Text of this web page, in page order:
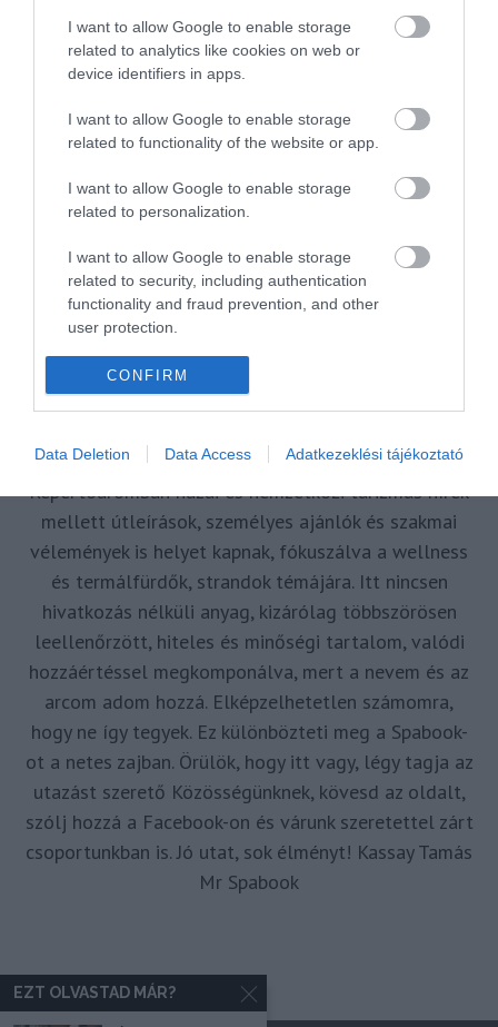
I want to allow Google to enable storage
related to analytics like cookies on web or
device identifiers in apps.
I want to allow Google to enable storage
related to functionality of the website or app.
I want to allow Google to enable storage
related to personalization.
I want to allow Google to enable storage
related to security, including authentication
functionality and fraud prevention, and other
user protection.
CONFIRM
Data Deletion Data Access Adatkezeklési tájékoztató
SZPONZOR SZÁLLODA TERMÁL TURIZMUS UTAZÁS
MR SPABOOK
A Szerzőről
Turisztikai szakértő, utazó blogger, vendégélmény
tanácsadó. Célom, hogy a kategória teremtő
blogmagazin keretein belül hiteles információ
és az utazni vágyó nagyközönség számára is.
Repertoáromban hazai és nemzetközi turizmus hírek
mellett útleírások, személyes ajánlók és szakmai
vélemények is helyet kapnak, fókuszálva a wellness
és termálfürdők, strandok témájára. Itt nincsen
hivatkozás nélküli anyag, kizárólag többszörösen
leellenőrzött, hiteles és minőségi tartalom, valódi
hozzáértéssel megkomponálva, mert a nevem és az
arcom adom hozzá. Elképzelhetetlen számomra,
hogy ne így tegyek. Ez különbözteti meg a Spabook-
ot a netes zajban. Örülök, hogy itt vagy, légy tagja az
utazást szerető Közösségünknek, kövesd az oldalt,
szólj hozzá a Facebook-on és várunk szeretettel zárt
csoportunkban is. Jó utat, sok élményt! Kassay Tamás
Mr Spabook
EZT OLVASTAD MÁR?